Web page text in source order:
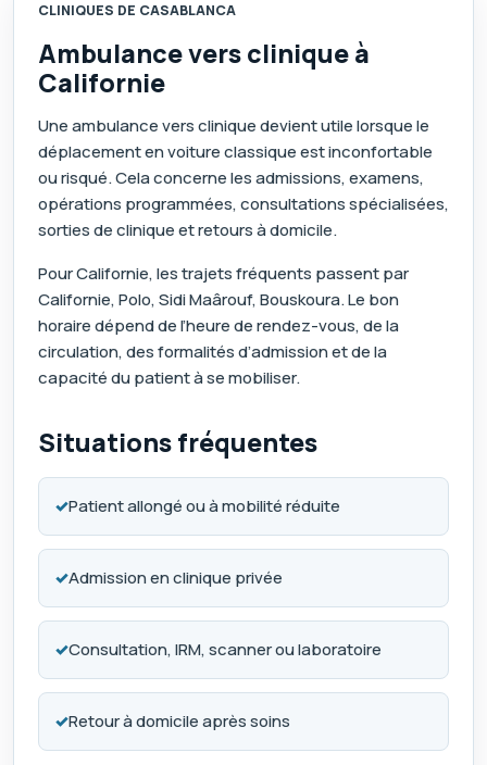
CLINIQUES DE CASABLANCA
Ambulance vers clinique à
Californie
Une ambulance vers clinique devient utile lorsque le
déplacement en voiture classique est inconfortable
ou risqué. Cela concerne les admissions, examens,
opérations programmées, consultations spécialisées,
sorties de clinique et retours à domicile.
Pour Californie, les trajets fréquents passent par
Californie, Polo, Sidi Maârouf, Bouskoura. Le bon
horaire dépend de l’heure de rendez-vous, de la
circulation, des formalités d’admission et de la
capacité du patient à se mobiliser.
Situations fréquentes
✓Patient allongé ou à mobilité réduite
✓Admission en clinique privée
✓Consultation, IRM, scanner ou laboratoire
✓Retour à domicile après soins